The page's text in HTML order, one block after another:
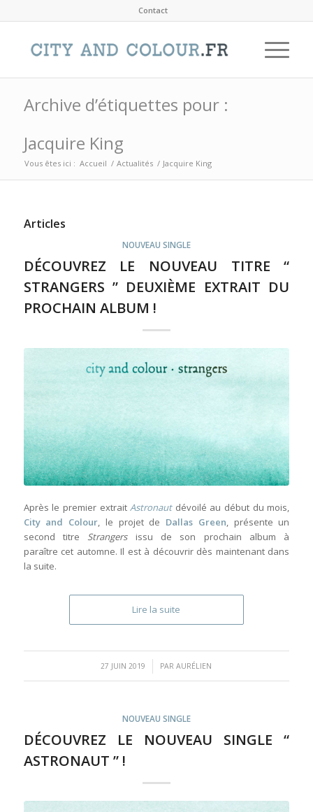
Contact
Archive d’étiquettes pour :
Jacquire King
Vous êtes ici : Accueil / Actualités / Jacquire King
Articles
NOUVEAU SINGLE
DÉCOUVREZ LE NOUVEAU TITRE “
STRANGERS ” DEUXIÈME EXTRAIT DU
PROCHAIN ALBUM !
Après le premier extraitAstronautdévoilé au début du mois,
City and Colour, le projet de Dallas Green, présente un
second titre Strangersissu de son prochain album à
paraître cet automne. Il est à découvrir dès maintenant dans
la suite.
Lire la suite
27 JUIN 2019
/ PARAURÉLIEN
NOUVEAU SINGLE
DÉCOUVREZ LE NOUVEAU SINGLE “
ASTRONAUT ” !